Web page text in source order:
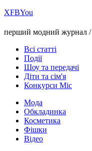
ХFBYou
перший модний журнал /
Всі статті
Події
Шоу та передачі
Діти та сім'я
Конкурси Міс
Мода
Обкладинка
Косметика
Фішки
Відео